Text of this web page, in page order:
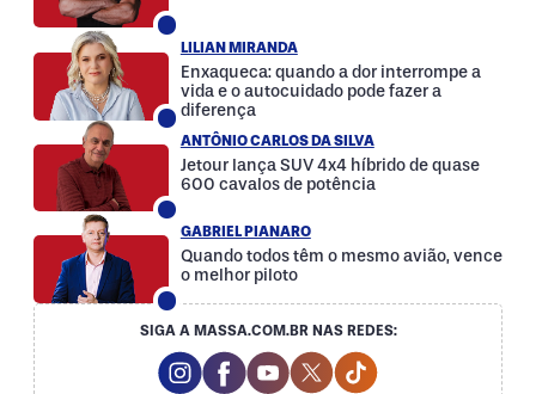
LILIAN MIRANDA
Enxaqueca: quando a dor interrompe a
vida e o autocuidado pode fazer a
diferença
ANTÔNIO CARLOS DA SILVA
Jetour lança SUV 4x4 híbrido de quase
600 cavalos de potência
GABRIEL PIANARO
Quando todos têm o mesmo avião, vence
o melhor piloto
SIGA A MASSA.COM.BR NAS REDES:
Instagram Social Media
Facebook Social Media
Youtube Social Media
Twitter Social Media
Tiktok Social